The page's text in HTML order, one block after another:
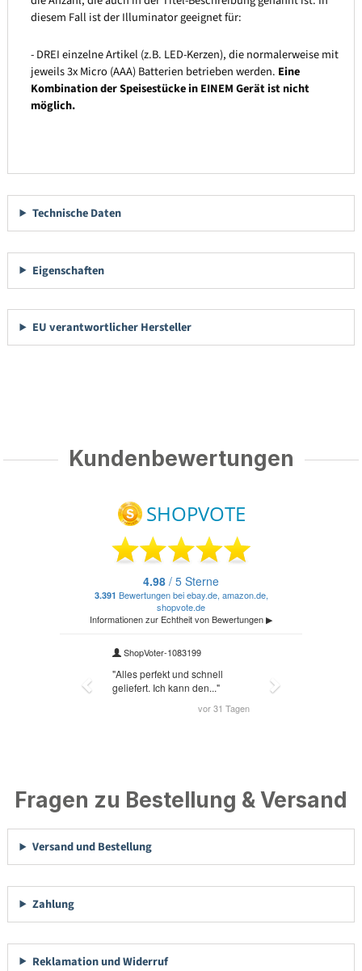
diesem Fall ist der Illuminator geeignet für:
- DREI einzelne Artikel (z.B. LED-Kerzen), die normalerweise mit
jeweils 3x Micro (AAA) Batterien betrieben werden. Eine
Kombination der Speisestücke in EINEM Gerät ist nicht
möglich.
Technische Daten
Eigenschaften
EU verantwortlicher Hersteller
Kundenbewertungen
Fragen zu Bestellung & Versand
Versand und Bestellung
Zahlung
Reklamation und Widerruf